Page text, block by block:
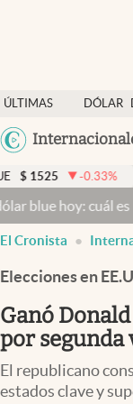
ÚLTIMAS
NOTICIAS
DÓLAR
Dólar
Members
Economía y Política
Finanzas y Mercados
Mercados
Negocios
Columnistas
Otras secciones
Apertura
-0.33% DÓLAR
cuál es la
El Cronista
Elecciones en
Ganó
por segunda
El republicano
estados clave y